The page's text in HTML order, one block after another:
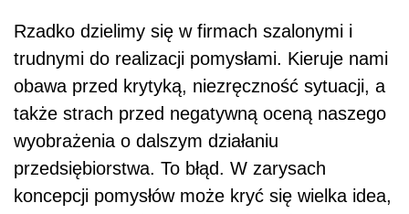
Rzadko dzielimy się w firmach szalonymi i
trudnymi do realizacji pomysłami. Kieruje nami
obawa przed krytyką, niezręczność sytuacji, a
także strach przed negatywną oceną naszego
wyobrażenia o dalszym działaniu
przedsiębiorstwa. To błąd. W zarysach
koncepcji pomysłów może kryć się wielka idea,